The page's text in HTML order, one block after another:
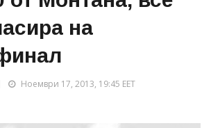
на
Ноември 17, 2013, 19:45 EET